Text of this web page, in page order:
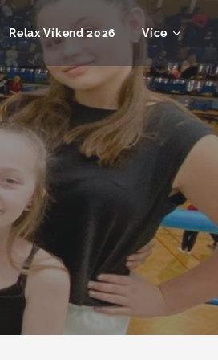
Relax Víkend 2026 Více